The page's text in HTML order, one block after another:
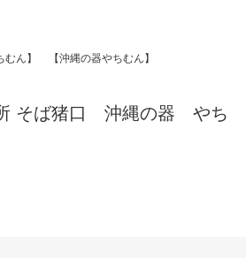
むん】
【沖縄の器やちむん】
そば猪口 沖縄の器 やち